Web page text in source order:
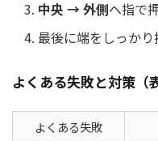
中央 → 外側へ指で
最後に端をしっか
よくある失敗と対策（
よくある失敗